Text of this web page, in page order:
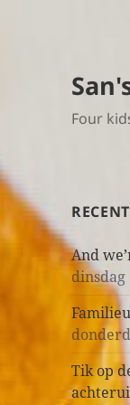
Four
And
dinsdag
Tik op